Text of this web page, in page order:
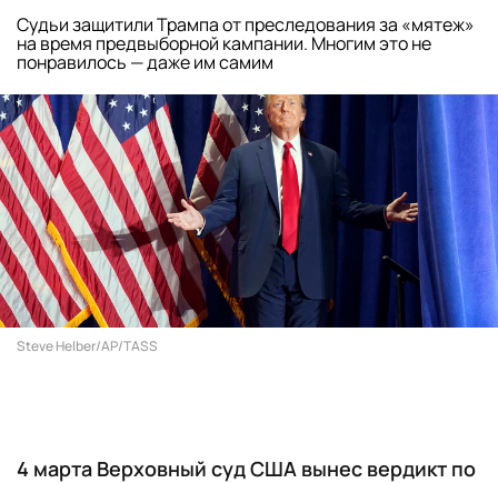
Судьи защитили Трампа от преследования за «мятеж»
на время предвыборной кампании. Многим это не
понравилось — даже им самим
Steve Helber/AP/TASS
4 марта Верховный суд США вынес вердикт по